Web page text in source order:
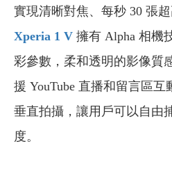
實現清晰對焦、每秒 30 張超
Xperia 1 V 擁有 Alpha 相機
彩參數，柔和透明的影像質
援 YouTube 直播和留言區
垂直拍攝，讓用戶可以自由
度。